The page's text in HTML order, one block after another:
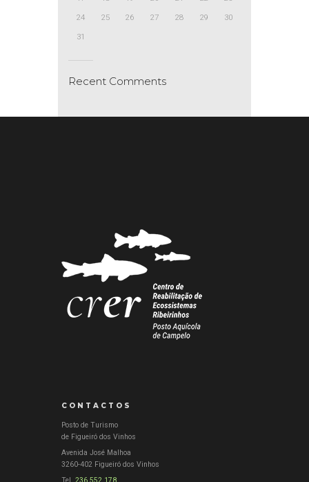
24
25 26 27 28 29
30
31
Recent Comments
CONTACTOS
Posto de Turismo
de Figueiró dos Vinhos
Avenida José Malhoa
3260-402 Figueiró dos Vinhos